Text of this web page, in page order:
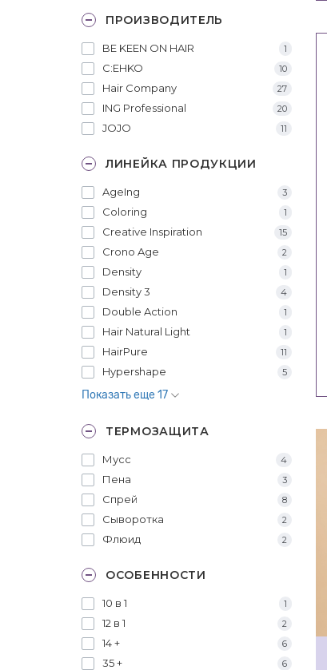
ПРОИЗВОДИТЕЛЬ
BE KEEN ON HAIR 1
C:EHKO 10
Hair Company 27
ING Professional 20
JOJO 11
ЛИНЕЙКА ПРОДУКЦИИ
AgeIng 3
Coloring 1
Creative Inspiration 15
Crono Age 2
Density 1
Density 3 4
Double Action 1
Hair Natural Light 1
HairPure 11
Hypershape 5
Показать еще 17
ТЕРМОЗАЩИТА
Мусс 4
Пена 3
Спрей 8
Сыворотка 2
Флюид 2
ОСОБЕННОСТИ
10 в 1 1
12 в 1 2
14 + 6
35 + 6